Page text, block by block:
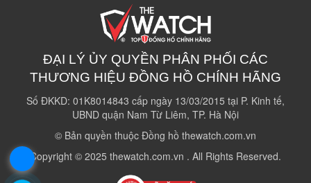
ĐẠI LÝ ỦY QUYỀN PHÂN PHỐI CÁC
THƯƠNG HIỆU ĐỒNG HỒ CHÍNH HÃNG
Số ĐKKD: 01K8014843 cấp ngày 13/03/2015 tại P. Kinh tế,
UBND quận Nam Từ Liêm, TP. Hà Nội
© Bản quyền thuộc Đồng hồ thewatch.com.vn
Copyright © 2025 thewatch.com.vn . All Rights Reserved.